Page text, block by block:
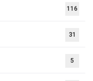
116
31
5